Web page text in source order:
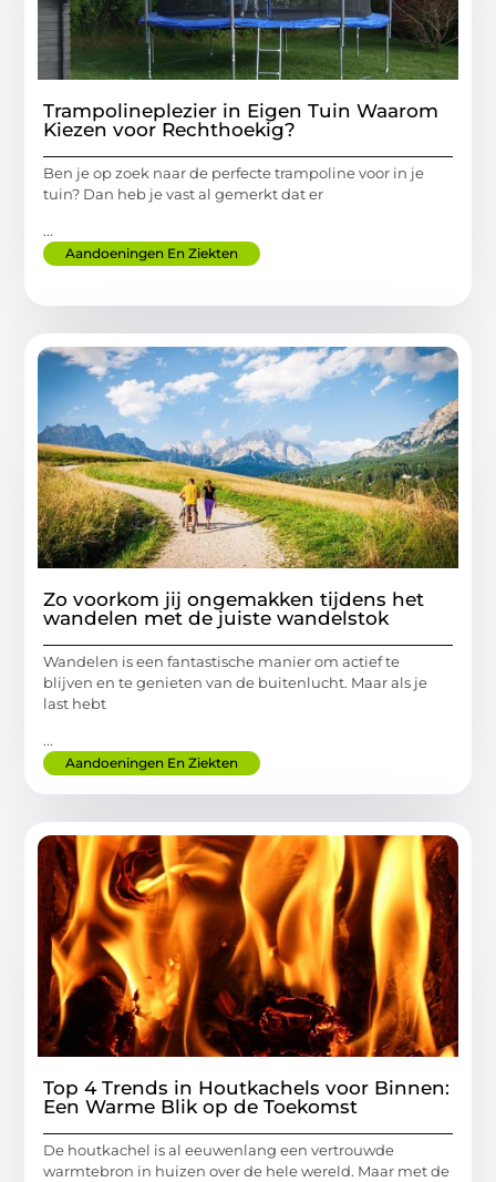
Trampolineplezier in Eigen Tuin Waarom
Kiezen voor Rechthoekig?
Ben je op zoek naar de perfecte trampoline voor in je
tuin? Dan heb je vast al gemerkt dat er
...
Aandoeningen En Ziekten
Zo voorkom jij ongemakken tijdens het
wandelen met de juiste wandelstok
Wandelen is een fantastische manier om actief te
blijven en te genieten van de buitenlucht. Maar als je
last hebt
...
Aandoeningen En Ziekten
Top 4 Trends in Houtkachels voor Binnen:
Een Warme Blik op de Toekomst
De houtkachel is al eeuwenlang een vertrouwde
warmtebron in huizen over de hele wereld. Maar met de